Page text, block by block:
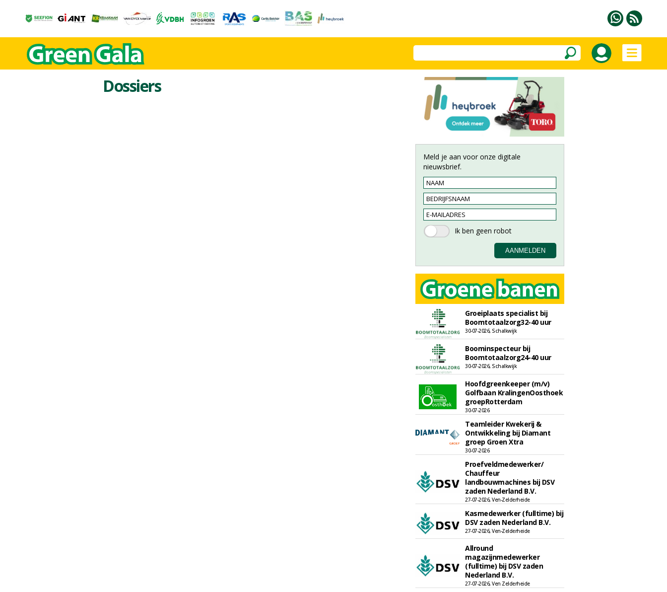
Dossiers
Meld je aan voor onze digitale
nieuwsbrief.
Groeiplaats specialist bij
Boomtotaalzorg32-40 uur
30-07-2026, Schalkwijk
Boominspecteur bij
Boomtotaalzorg24-40 uur
30-07-2026, Schalkwijk
Hoofdgreenkeeper (m/v)
Golfbaan KralingenOosthoek
groepRotterdam
30-07-2026
Teamleider Kwekerij &
Ontwikkeling bij Diamant
groep Groen Xtra
30-07-2026
Proefveldmedewerker/
Chauffeur
landbouwmachines bij DSV
zaden Nederland B.V.
27-07-2026, Ven-Zelderheide
Kasmedewerker (fulltime) bij
DSV zaden Nederland B.V.
27-07-2026, Ven-Zelderheide
Allround
magazijnmedewerker
(fulltime) bij DSV zaden
Nederland B.V.
27-07-2026, Ven Zelderheide